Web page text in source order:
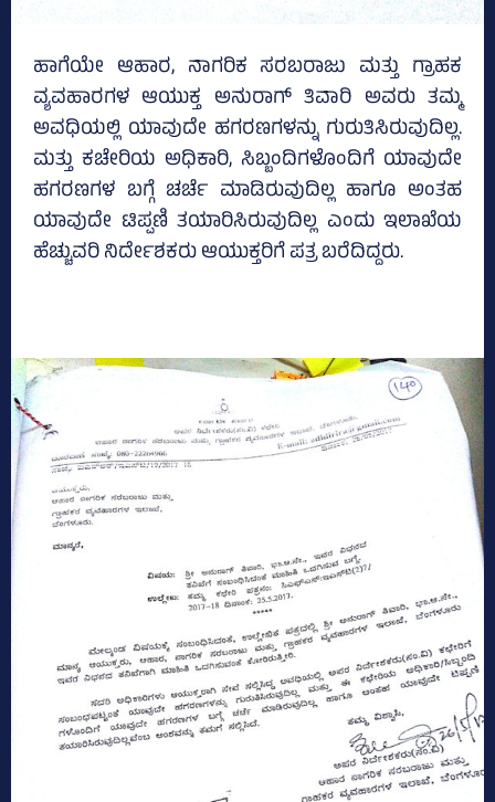
ಹಾಗೆಯೇ ಆಹಾರ, ನಾಗರಿಕ ಸರಬರಾಜು ಮತ್ತು ಗ್ರಾಹಕ
ವ್ಯವಹಾರಗಳ ಆಯುಕ್ತ ಅನುರಾಗ್‌ ತಿವಾರಿ ಅವರು ತಮ್ಮ
ಅವಧಿಯಲ್ಲಿ ಯಾವುದೇ ಹಗರಣಗಳನ್ನು ಗುರುತಿಸಿರುವುದಿಲ್ಲ.
ಮತ್ತು ಕಚೇರಿಯ ಅಧಿಕಾರಿ, ಸಿಬ್ಬಂದಿಗಳೊಂದಿಗೆ ಯಾವುದೇ
ಹಗರಣಗಳ ಬಗ್ಗೆ ಚರ್ಚೆ ಮಾಡಿರುವುದಿಲ್ಲ ಹಾಗೂ ಅಂತಹ
ಯಾವುದೇ ಟಿಪ್ಪಣಿ ತಯಾರಿಸಿರುವುದಿಲ್ಲ ಎಂದು ಇಲಾಖೆಯ
ಹೆಚ್ಚುವರಿ ನಿರ್ದೇಶಕರು ಆಯುಕ್ತರಿಗೆ ಪತ್ರ ಬರೆದಿದ್ದರು.